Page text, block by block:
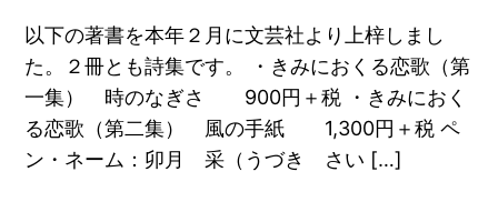
以下の著書を本年２月に文芸社より上梓しまし
た。２冊とも詩集です。 ・きみにおくる恋歌（第
一集） 時のなぎさ 900円＋税 ・きみにおく
る恋歌（第二集） 風の手紙 1,300円＋税 ペ
ン・ネーム：卯月 采（うづき さい […]